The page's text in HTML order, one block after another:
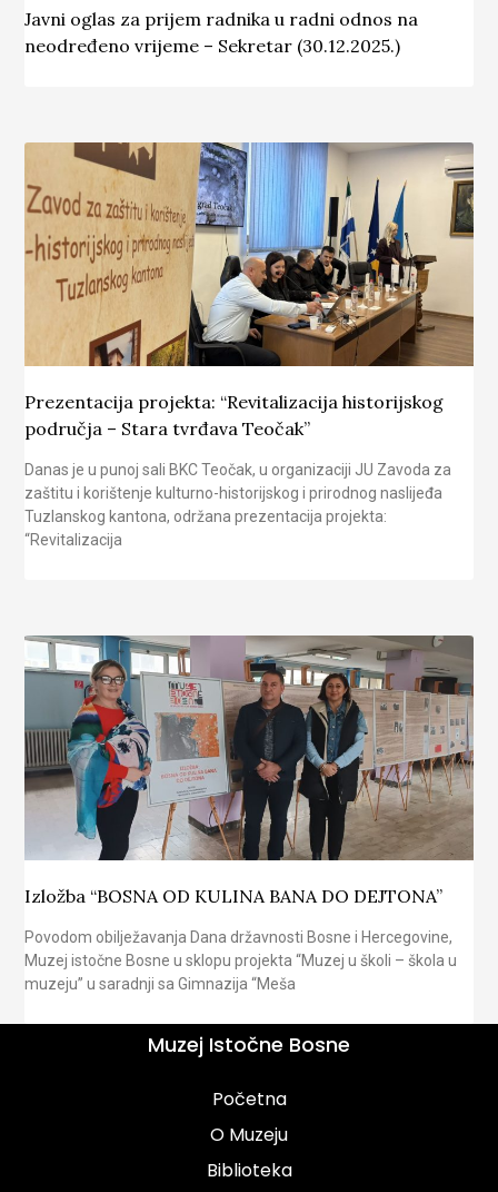
Javni oglas za prijem radnika u radni odnos na
neodređeno vrijeme – Sekretar (30.12.2025.)
Prezentacija projekta: “Revitalizacija historijskog
područja – Stara tvrđava Teočak”
Danas je u punoj sali BKC Teočak, u organizaciji JU Zavoda za
zaštitu i korištenje kulturno-historijskog i prirodnog naslijeđa
Tuzlanskog kantona, održana prezentacija projekta:
“Revitalizacija
Izložba “BOSNA OD KULINA BANA DO DEJTONA”
Povodom obilježavanja Dana državnosti Bosne i Hercegovine,
Muzej istočne Bosne u sklopu projekta “Muzej u školi – škola u
muzeju” u saradnji sa Gimnazija “Meša
Muzej Istočne Bosne
Početna
O Muzeju
Biblioteka